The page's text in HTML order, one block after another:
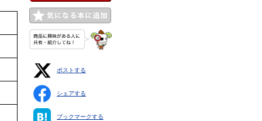
ポストする
シェアする
ブックマークする